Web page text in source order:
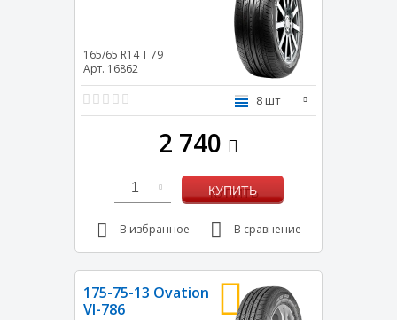
165/65 R14T79
Арт. 16862
8 шт
2 740
1 КУПИТЬ
В избранное В сравнение
175-75-13 Ovation
VI-786